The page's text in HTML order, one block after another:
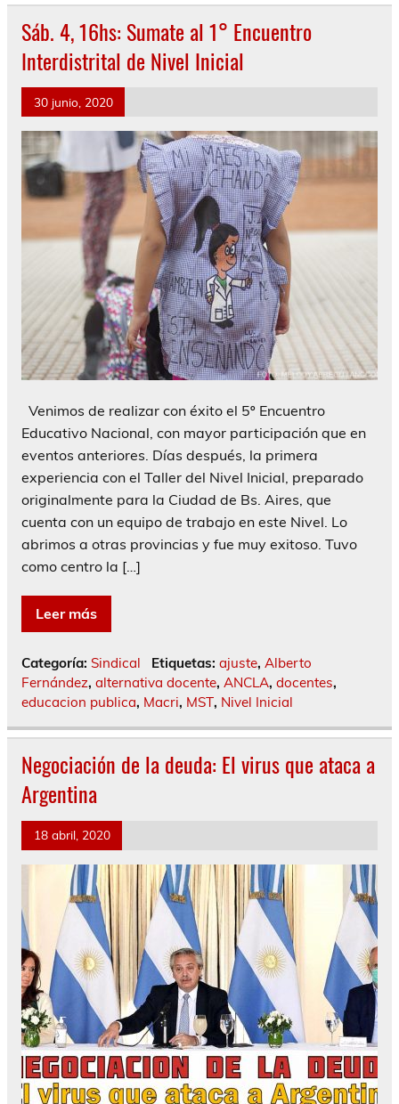
Sáb. 4, 16hs: Sumate al 1° Encuentro
Interdistrital de Nivel Inicial
30 junio, 2020
Venimos de realizar con éxito el 5º Encuentro
Educativo Nacional, con mayor participación que en
eventos anteriores. Días después, la primera
experiencia con el Taller del Nivel Inicial, preparado
originalmente para la Ciudad de Bs. Aires, que
cuenta con un equipo de trabajo en este Nivel. Lo
abrimos a otras provincias y fue muy exitoso. Tuvo
como centro la […]
Leer más
Categoría: Sindical Etiquetas: ajuste, Alberto
Fernández, alternativa docente, ANCLA, docentes,
educacion publica, Macri, MST, Nivel Inicial
Negociación de la deuda: El virus que ataca a
Argentina
18 abril, 2020